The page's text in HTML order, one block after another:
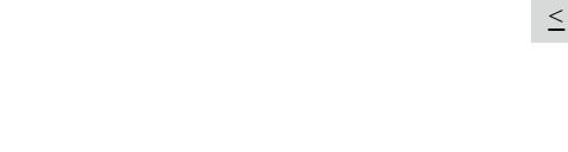
<